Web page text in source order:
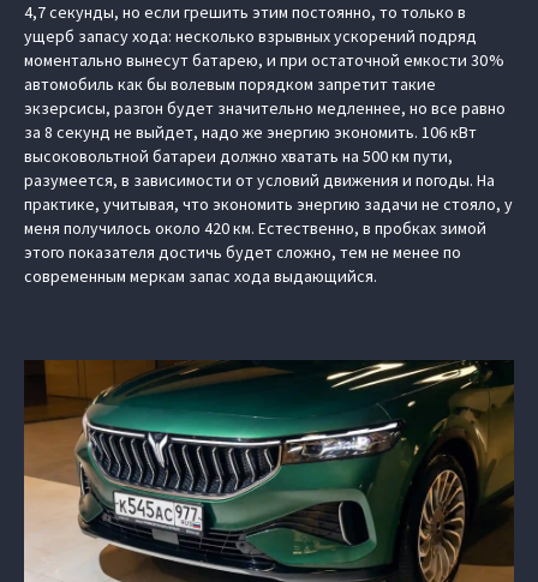
4,7 секунды, но если грешить этим постоянно, то только в
ущерб запасу хода: несколько взрывных ускорений подряд
моментально вынесут батарею, и при остаточной емкости 30 %
автомобиль как бы волевым порядком запретит такие
экзерсисы, разгон будет значительно медленнее, но все равно
за 8 секунд не выйдет, надо же энергию экономить. 106 кВт
высоковольтной батареи должно хватать на 500 км пути,
разумеется, в зависимости от условий движения и погоды. На
практике, учитывая, что экономить энергию задачи не стояло, у
меня получилось около 420 км. Естественно, в пробках зимой
этого показателя достичь будет сложно, тем не менее по
современным меркам запас хода выдающийся.